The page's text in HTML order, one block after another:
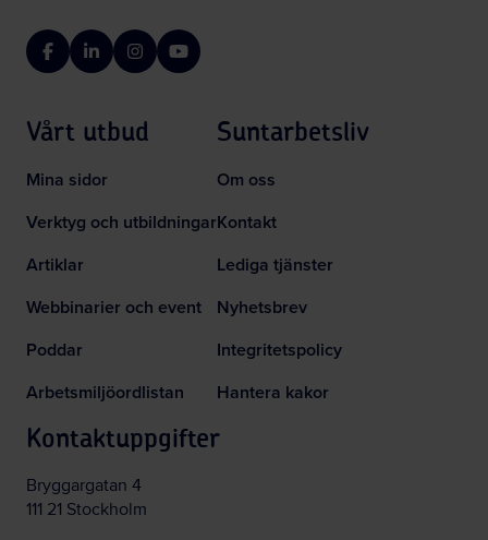
FacebookLinkedInInstagramYouTube
Vårt utbud
Mina sidor
Verktyg och utbildningar
Artiklar
Webbinarier och event
Poddar
Arbetsmiljöordlistan
Suntarbetsliv
Om oss
Kontakt
Lediga tjänster
Nyhetsbrev
Integritetspolicy
Hantera kakor
Kontaktuppgifter
Bryggargatan 4
111 21 Stockholm